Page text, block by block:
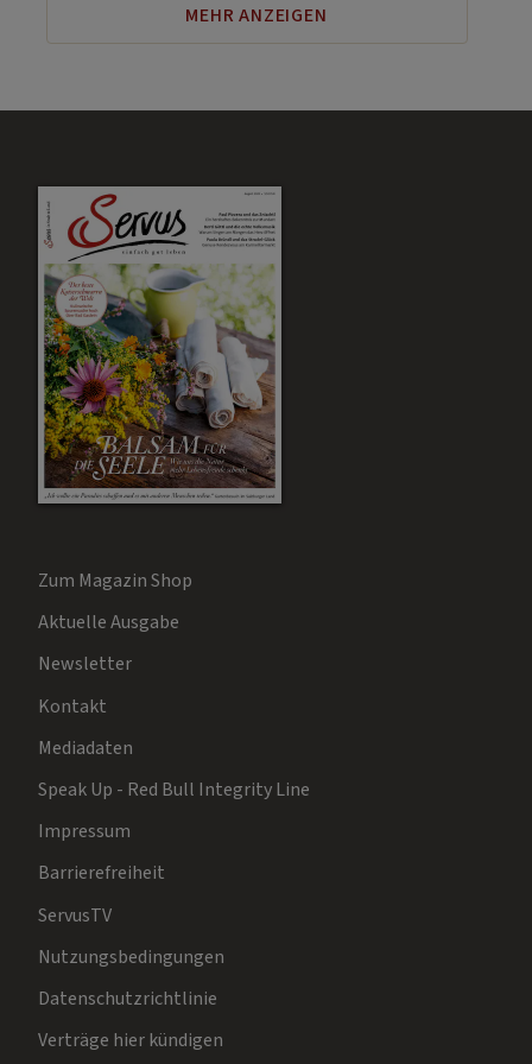
MEHR ANZEIGEN
Zum Magazin Shop
Aktuelle Ausgabe
Newsletter
Kontakt
Mediadaten
Speak Up - Red Bull Integrity Line
Impressum
Barrierefreiheit
ServusTV
Nutzungsbedingungen
Datenschutzrichtlinie
Verträge hier kündigen